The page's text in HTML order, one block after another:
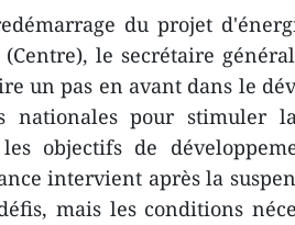
du projet
le secrétaire
un pas en avant dans le
nationales pour stimuler
objectifs de
intervient après la
mais les conditions